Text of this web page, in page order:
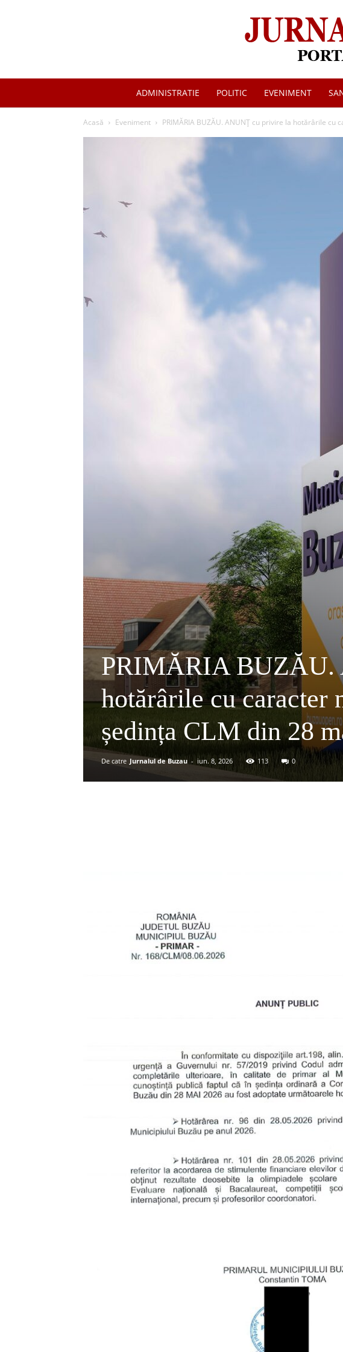
ADMINISTRATIE POLITIC EVENIMENT
Acasă Eveniment PRIMĂRIA BUZĂU. ANUNȚ cu privire la hotărârile cu
PRIMĂRIA BUZĂU.
hotărârile cu caracter
ședința CLM din 28
De catre Jurnalul de Buzau - iun. 8, 2026 113 0